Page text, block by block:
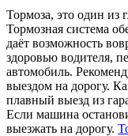
Тормоза, это один из
Тормозная система
даёт возможность
здоровью водителя,
автомобиль.
выездом на дорогу.
плавный выезд из
Если машина
выезжать на дорогу.